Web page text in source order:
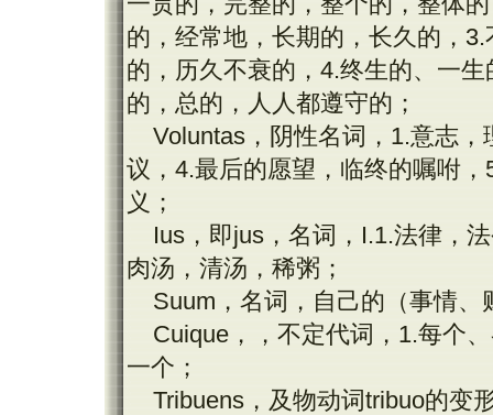
的，经常地，长期的，长久的， 3.
的，历久不衰的， 4.终生的、一
的，总的，人人都遵守的；
Voluntas ，阴性名词， 1.意志，
议， 4.最后的愿望，临终的嘱咐，
义；
Ius ，即jus ，名词， I.1.法律，
肉汤，清汤，稀粥；
Suum ，名词，自己的（事情
Cuique ，，不定代词， 1.每个
一个；
Tribuens ，及物动词tribuo的变